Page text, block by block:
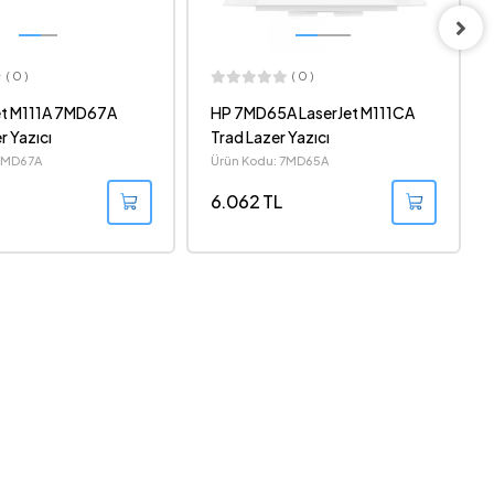
( 0 )
LaserJet M111CA
( 0 )
XEROX 3020V_BI MONO
LAZER YAZICI +WIFI
Ürün Kodu: 3020V_BI
6.951 TL